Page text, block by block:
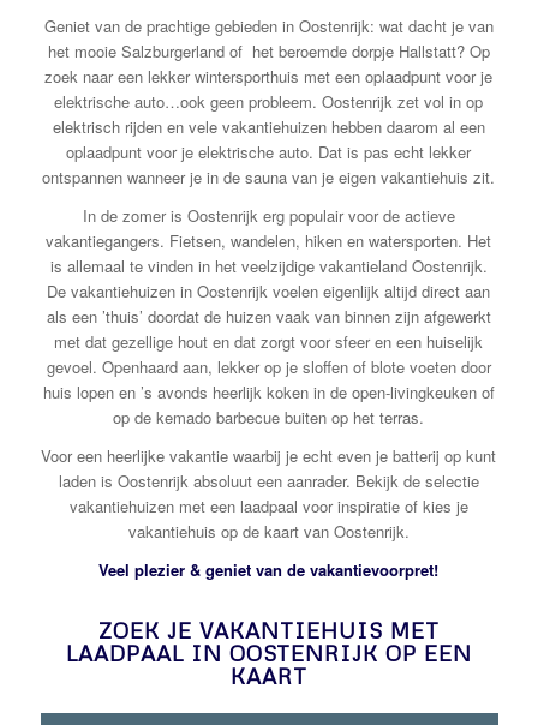
Geniet van de prachtige gebieden in Oostenrijk: wat dacht je van
het mooie Salzburgerland of het beroemde dorpje Hallstatt? Op
zoek naar een lekker wintersporthuis met een oplaadpunt voor je
elektrische auto…ook geen probleem. Oostenrijk zet vol in op
elektrisch rijden en vele vakantiehuizen hebben daarom al een
oplaadpunt voor je elektrische auto. Dat is pas echt lekker
ontspannen wanneer je in de sauna van je eigen vakantiehuis zit.
In de zomer is Oostenrijk erg populair voor de actieve
vakantiegangers. Fietsen, wandelen, hiken en watersporten. Het
is allemaal te vinden in het veelzijdige vakantieland Oostenrijk.
De vakantiehuizen in Oostenrijk voelen eigenlijk altijd direct aan
als een ’thuis’ doordat de huizen vaak van binnen zijn afgewerkt
met dat gezellige hout en dat zorgt voor sfeer en een huiselijk
gevoel. Openhaard aan, lekker op je sloffen of blote voeten door
huis lopen en ’s avonds heerlijk koken in de open-livingkeuken of
op de kemado barbecue buiten op het terras.
Voor een heerlijke vakantie waarbij je echt even je batterij op kunt
laden is Oostenrijk absoluut een aanrader. Bekijk de selectie
vakantiehuizen met een laadpaal voor inspiratie of kies je
vakantiehuis op de kaart van Oostenrijk.
Veel plezier & geniet van de vakantievoorpret!
ZOEK JE VAKANTIEHUIS MET
LAADPAAL IN OOSTENRIJK OP EEN
KAART